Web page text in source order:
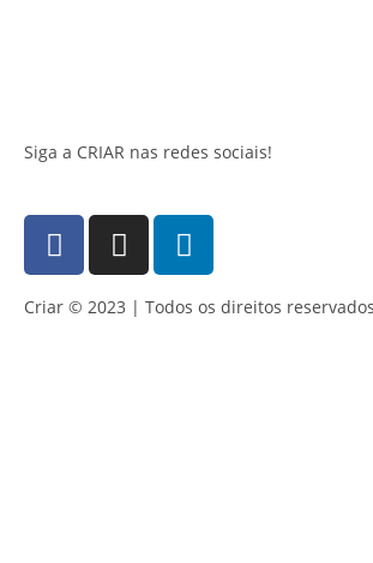
Siga a CRIAR nas redes sociais!
Criar © 2023 | Todos os direitos